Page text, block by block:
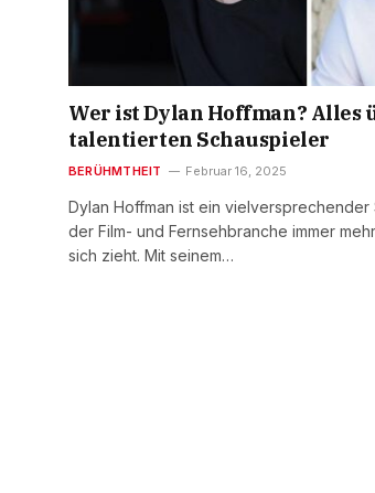
Wer ist Dylan Hoffman? Alles
talentierten Schauspieler
BERÜHMTHEIT Februar 16, 2025
Dylan Hoffman ist ein vielversprechender
der Film- und Fernsehbranche immer
sich zieht. Mit seinem…